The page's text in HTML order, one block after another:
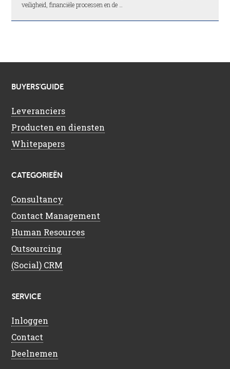
veiligheid, financiële processen en de …
BUYERS’GUIDE
Leveranciers
Producten en diensten
Whitepapers
CATEGORIEËN
Consultancy
Contact Management
Human Resources
Outsourcing
(Social) CRM
SERVICE
Inloggen
Contact
Deelnemen